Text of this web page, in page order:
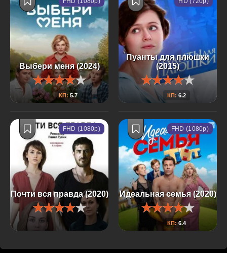
Выбери меня (2024)
КП: 5.7
Пуанты для плюшки
(2015)
КП: 6.2
Почти вся правда (2020)
FHD (1080p)
Идеальная семья (2020)
КП:6.4
FHD (1080p)